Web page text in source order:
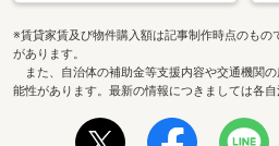
※賃貸家賃及び物件購入額は記事制作時点のもの
があります。
また、自治体の補助金等支援内容や交通機関
能性があります。最新の情報につきましては各自